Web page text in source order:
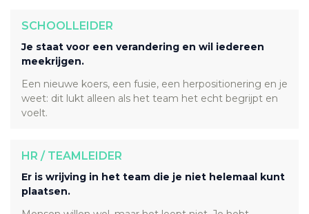
SCHOOLLEIDER
Je staat voor een verandering en wil iedereen
meekrijgen.
Een nieuwe koers, een fusie, een herpositionering en je
weet: dit lukt alleen als het team het echt begrijpt en
voelt.
HR / TEAMLEIDER
Er is wrijving in het team die je niet helemaal kunt
plaatsen.